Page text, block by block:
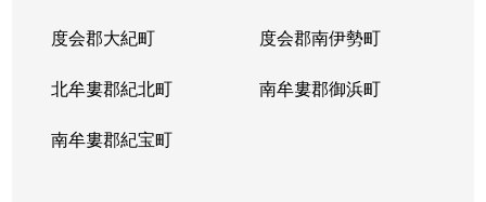
度会郡大紀町 度会郡南伊勢町
北牟婁郡紀北町 南牟婁郡御浜町
南牟婁郡紀宝町